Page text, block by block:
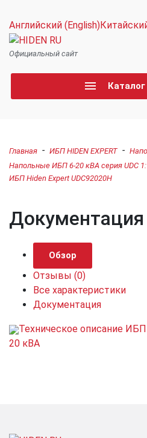
Английский (English)
Официальный сайт
Главная - ИБП HIDEN EXPERT -
Напольные ИБП 6-20 кВА серия UDC
ИБП Hiden Expert UDC92020H
Документация
Обзор
Отзывы (0)
Все характеристики
Документация
Техническое описание
20 кВA